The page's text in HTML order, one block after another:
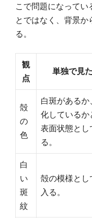
こで問題になってい
とではなく、背景
る。
観
点
単独で見
殻
の
色
白斑があるか
化しているか
表面状態とし
る。
白
い
斑
紋
殻の模様とし
入る。